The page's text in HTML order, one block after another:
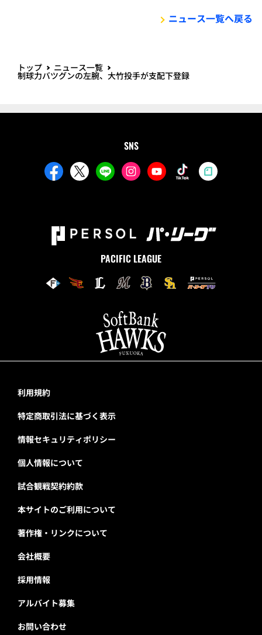
ニュース一覧へ戻る
トップ ニュース一覧
制球力バツグンの左腕、大竹投手が支配下登録
SNS
PACIFIC LEAGUE
利用規約
特定商取引法に基づく表示
情報セキュリティポリシー
個人情報について
試合観戦契約約款
本サイトのご利用について
著作権・リンクについて
会社概要
採用情報
アルバイト募集
お問い合わせ